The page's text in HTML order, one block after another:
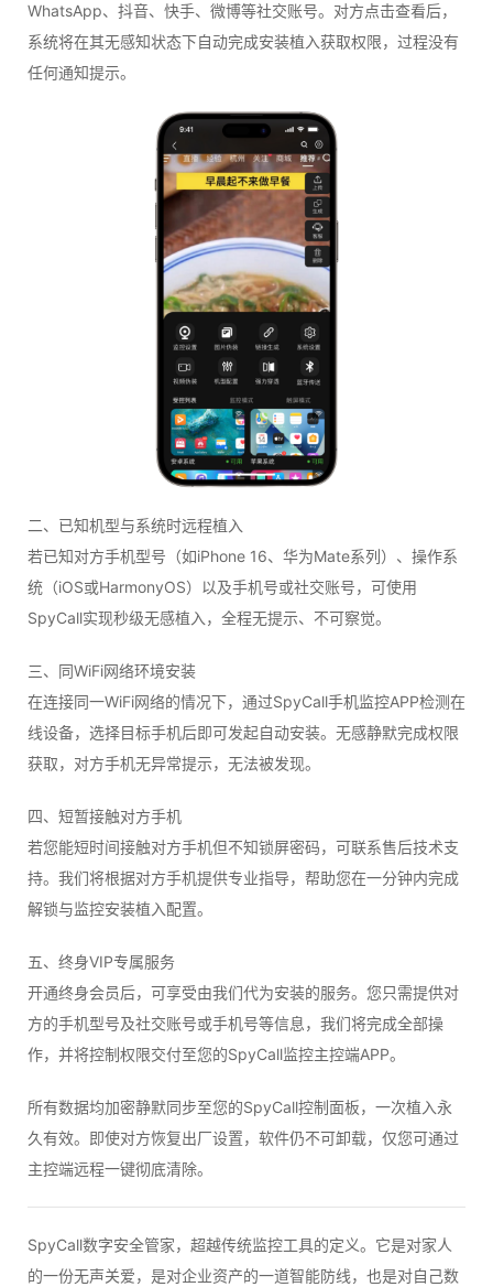
WhatsApp、抖音、快手、微博等社交账号。对方点击查看后，
系统将在其无感知状态下自动完成安装植入获取权限，过程没有
任何通知提示。
二、已知机型与系统时远程植入
若已知对方手机型号（如iPhone 16、华为Mate系列）、操作系
统（iOS或HarmonyOS）以及手机号或社交账号，可使用
SpyCall实现秒级无感植入，全程无提示、不可察觉。
三、同WiFi网络环境安装
在连接同一WiFi网络的情况下，通过SpyCall手机监控APP检测在
线设备，选择目标手机后即可发起自动安装。无感静默完成权限
获取，对方手机无异常提示，无法被发现。
四、短暂接触对方手机
若您能短时间接触对方手机但不知锁屏密码，可联系售后技术支
持。我们将根据对方手机提供专业指导，帮助您在一分钟内完成
解锁与监控安装植入配置。
五、终身VIP专属服务
开通终身会员后，可享受由我们代为安装的服务。您只需提供对
方的手机型号及社交账号或手机号等信息，我们将完成全部操
作，并将控制权限交付至您的SpyCall监控主控端APP。
所有数据均加密静默同步至您的SpyCall控制面板，一次植入永
久有效。即使对方恢复出厂设置，软件仍不可卸载，仅您可通过
主控端远程一键彻底清除。
SpyCall数字安全管家，超越传统监控工具的定义。它是对家人
的一份无声关爱，是对企业资产的一道智能防线，也是对自己数